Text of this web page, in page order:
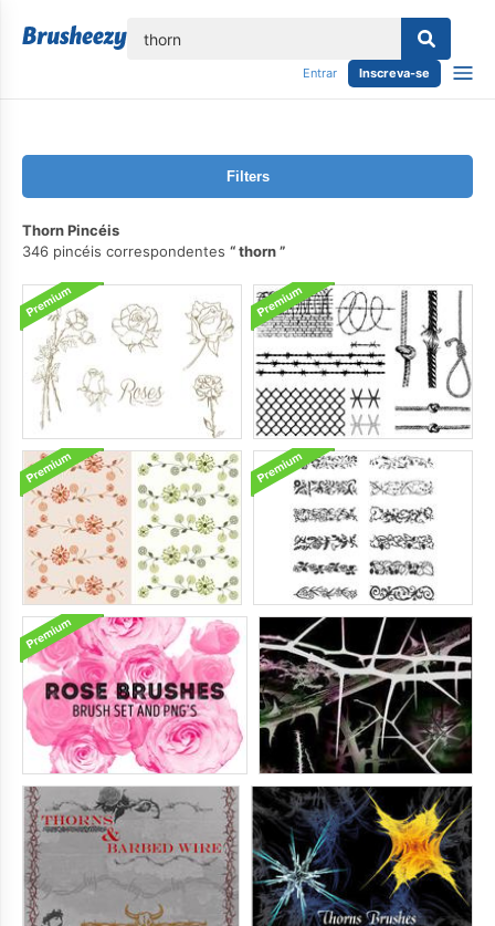
Entrar Inscreva-se
Filters
Thorn Pincéis
346 pincéis correspondentes
thorn